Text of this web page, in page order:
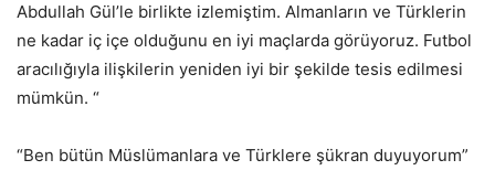
Abdullah Gül’le birlikte izlemiştim. Almanların ve Türklerin
ne kadar iç içe olduğunu en iyi maçlarda görüyoruz. Futbol
aracılığıyla ilişkilerin yeniden iyi bir şekilde tesis edilmesi
mümkün. “
“Ben bütün Müslümanlara ve Türklere şükran duyuyorum”